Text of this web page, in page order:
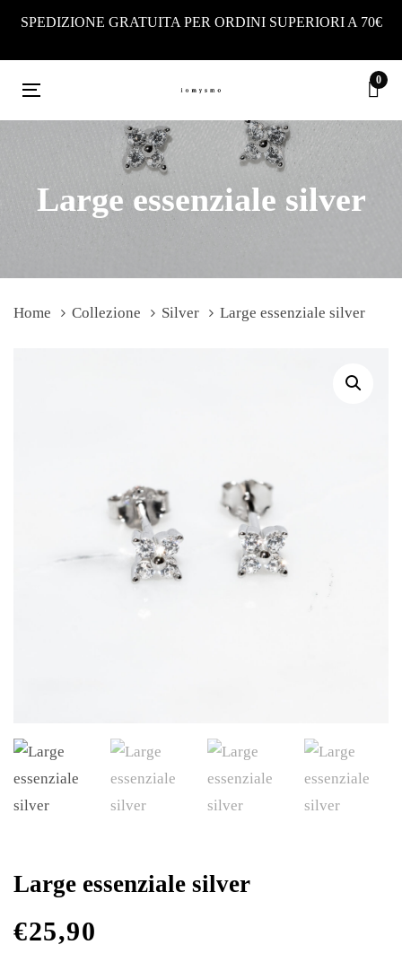
primary
navigation
Skip
SPEDIZIONE GRATUITA PER ORDINI SUPERIORI A 70€
0
Toggle
Large essenziale silver
Home Collezione Silver Large essenziale silver
Large essenziale silver
€25,90